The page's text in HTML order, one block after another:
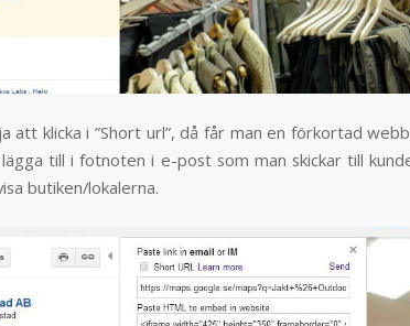
att klicka i ”Short url”, då får man en förkortad
till i fotnoten i e-post som man skickar till
butiken/lokalerna.